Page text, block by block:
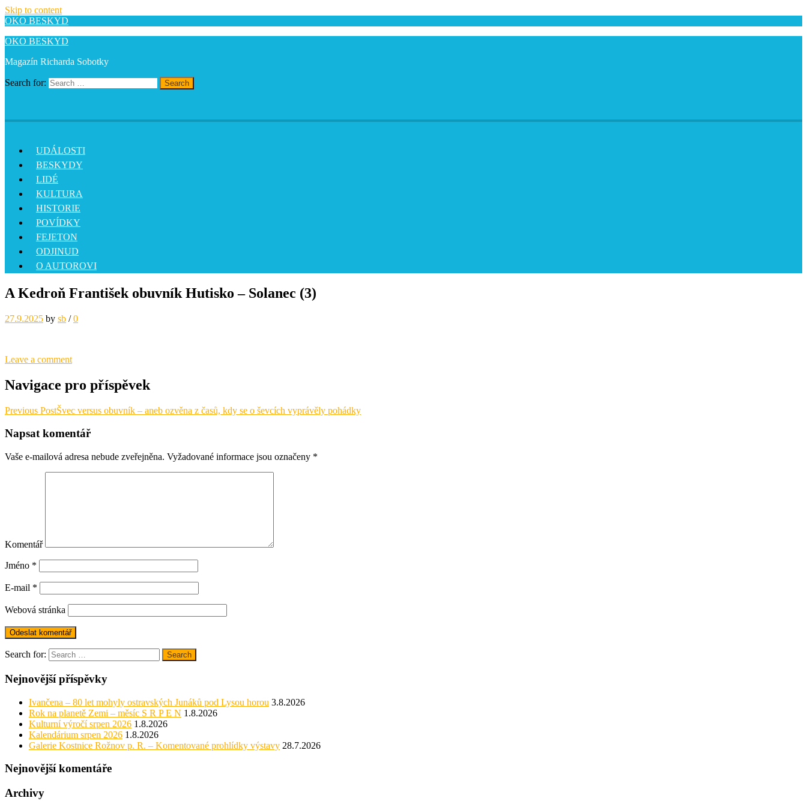
Skip to content
OKO BESKYD
OKO BESKYD
Magazín Richarda Sobotky
Search for: Search
UDÁLOSTI
BESKYDY
LIDÉ
KULTURA
HISTORIE
POVÍDKY
FEJETON
ODJINUD
O AUTOROVI
A Kedroň František obuvník Hutisko – Solanec (3)
27.9.2025 by sb / 0
Leave a comment
Navigace pro příspěvek
Previous PostŠvec versus obuvník – aneb ozvěna z časů, kdy se o ševcích vyprávěly pohádky
Napsat komentář
Vaše e-mailová adresa nebude zveřejněna. Vyžadované informace jsou označeny *
Komentář
Jméno *
E-mail *
Webová stránka
Search for: Search
Nejnovější příspěvky
Ivančena – 80 let mohyly ostravských Junáků pod Lysou horou 3.8.2026
Rok na planetě Zemi – měsíc S R P E N 1.8.2026
Kulturní výročí srpen 2026 1.8.2026
Kalendárium srpen 2026 1.8.2026
Galerie Kostnice Rožnov p. R. – Komentované prohlídky výstavy 28.7.2026
Nejnovější komentáře
Archivy